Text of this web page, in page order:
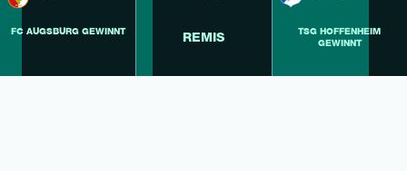
FC AUGSBURG GEWINNT REMIS
TSG HOFFENHEIM
GEWINNT